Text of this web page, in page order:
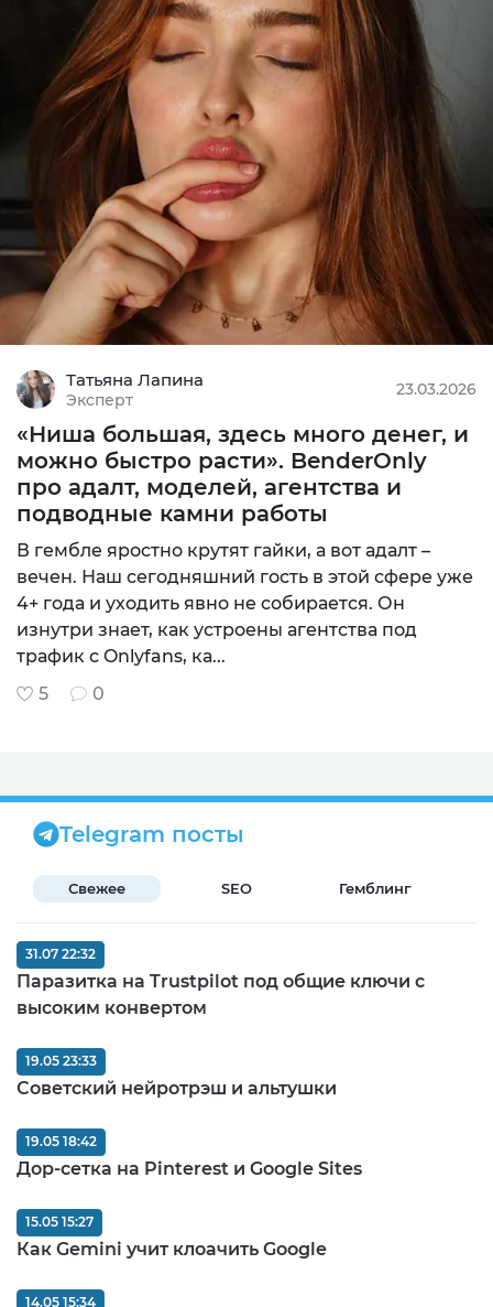
Татьяна Лапина
Эксперт
23.03.2026
«Ниша большая, здесь много денег, и
можно быстро расти». BenderOnly
про адалт, моделей, агентства и
подводные камни работы
В гембле яростно крутят гайки, а вот адалт –
вечен. Наш сегодняшний гость в этой сфере уже
4+ года и уходить явно не собирается. Он
изнутри знает, как устроены агентства под
трафик с Onlyfans, ка...
5
0
Telegram посты
Свежее SEO Гемблинг
Паразитка на Trustpilot под общие ключи с
высоким конвертом
31.07 22:32
Советский нейротрэш и альтушки
19.05 23:33
Дор-сетка на Pinterest и Google Sites
19.05 18:42
Как Gemini учит клоачить Google
15.05 15:27
14.05 15:34